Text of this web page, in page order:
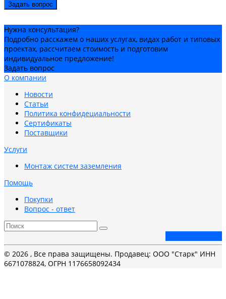
Задать вопрос
Нужна консультация?
Подробно расскажем о наших услугах, видах работ и типовых
проектах, рассчитаем стоимость и подготовим
индивидуальное предложение!
Задать вопрос
О компании
Новости
Статьи
Политика конфидециальности
Сертификаты
Поставщики
Услуги
Монтаж систем заземления
Помощь
Покупки
Вопрос - ответ
© 2026 , Все права защищены. Продавец: ООО "Старк" ИНН
6671078824, ОГРН 1176658092434